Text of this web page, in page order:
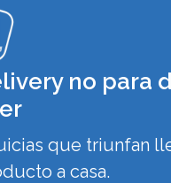
no para
que triunfan
a casa.